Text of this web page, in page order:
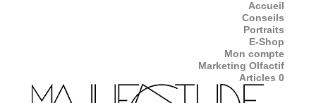
Accueil
Conseils
Portraits
E-Shop
Mon compte
Marketing Olfactif
Articles 0